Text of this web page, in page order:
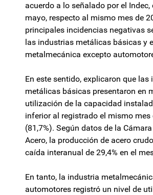
acuerdo a lo señalado por el Indec,
mayo, respecto al mismo mes de
principales incidencias negativas
las industrias metálicas básicas y
metalmecánica excepto
En este sentido, explicaron que las
metálicas básicas presentaron en
utilización de la capacidad
inferior al registrado el mismo mes
(81,7%). Según datos de la
Acero, la producción de acero
caída interanual de 29,4% en el
En tanto, la industria
automotores registró un nivel de